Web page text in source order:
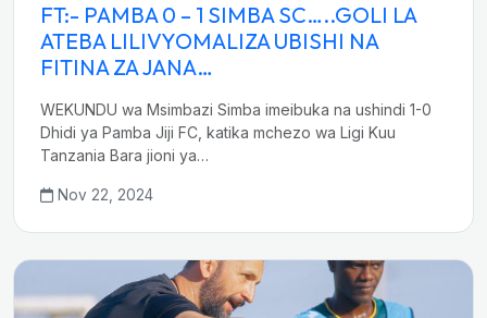
FT:- PAMBA 0 – 1 SIMBA SC…..GOLI LA
ATEBA LILIVYOMALIZA UBISHI NA
FITINA ZA JANA…
WEKUNDU wa Msimbazi Simba imeibuka na ushindi 1-0
Dhidi ya Pamba Jiji FC, katika mchezo wa Ligi Kuu
Tanzania Bara jioni ya…
Nov 22, 2024